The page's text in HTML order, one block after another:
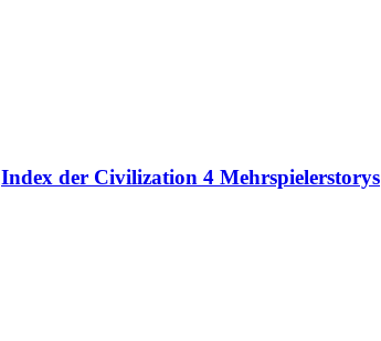
Index der Civilization 4 Mehrspielerstorys